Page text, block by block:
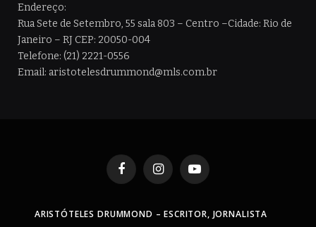
Endereço:
Rua Sete de Setembro, 55 sala 803 – Centro –Cidade: Rio de
Janeiro – RJ CEP: 20050-004
Telefone: (21) 2221-0556
Email: aristotelesdrummond@mls.com.br
FacebookInstagramYouTube
ARISTÓTELES DRUMMOND – ESCRITOR, JORNALISTA